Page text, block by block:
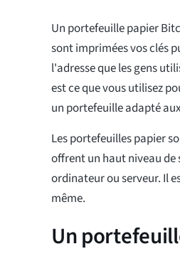
Un portefeuille papier
sont imprimées vos clés
l'adresse que les gens
est ce que vous utilisez
un portefeuille adapté
Les portefeuilles papier
offrent un haut niveau de
ordinateur ou serveur. Il
même.
Un